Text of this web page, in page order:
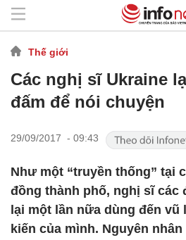
Thế giới
Các nghị sĩ Ukraine
đấm để nói chuyện
29/09/2017 - 09:43
Như một “truyền thống” tại
đồng thành phố, nghị sĩ các
lại một lần nữa dùng đến vũ
kiến của mình. Nguyên